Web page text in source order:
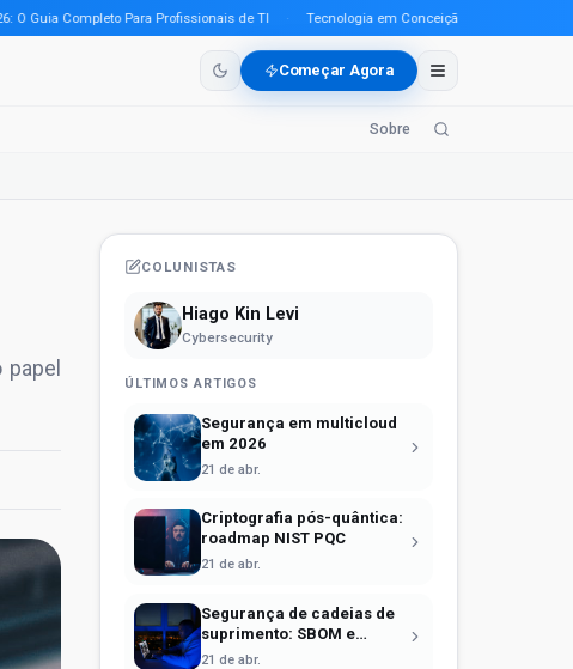
Completo Para Profissionais de TI · Tecnologia em Conceição do Araguaia (PA)
Começar Agora
Sobre
COLUNISTAS
Hiago Kin Levi
Cybersecurity
ÚLTIMOS ARTIGOS
Segurança em multicloud
em 2026
21 de abr.
Criptografia pós-quântica:
roadmap NIST PQC
21 de abr.
Segurança de cadeias de
suprimento: SBOM e
Sigstore
21 de abr.